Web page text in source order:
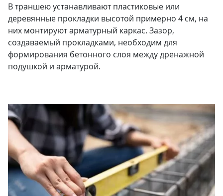
В траншею устанавливают пластиковые или
деревянные прокладки высотой примерно 4 см, на
них монтируют арматурный каркас. Зазор,
создаваемый прокладками, необходим для
формирования бетонного слоя между дренажной
подушкой и арматурой.